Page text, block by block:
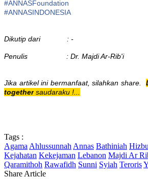
#ANNASFoundation
#ANNASINDONESIA
Dikutip dari : -
Penulis : Dr. Majdi Ar-Rib'i
Jika artikel ini bermanfaat, silahkan share.
together saudaraku !...
Tags :
Agama Ahlussunnah Annas Bathiniah
Kejahatan Kekejaman Lebanon Majdi Ar
Qaramithoh Rawafidh Sunni Syiah Teroris
Share Article